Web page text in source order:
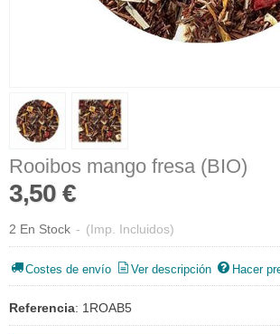
Rooibos mango fresa (BIO)
3,50 €
2 En Stock - (Imp. Incluidos)
Costes de envío Ver descripción Hacer
Referencia: 1ROAB5